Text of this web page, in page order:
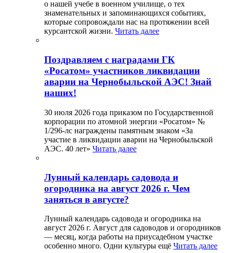
о нашей учебе в военном училище, о тех
знаменательных и запоминающихся событиях,
которые сопровождали нас на протяжении всей
курсантской жизни. Читать далее
Поздравляем с наградами ГК
«Росатом» участников ликвидации
аварии на Чернобыльской АЭС! Знай
наших!
30 июля 2026 года приказом по Государственной
корпорации по атомной энергии «Росатом» №
1/296-лс награждены памятным знаком «За
участие в ликвидации аварии на Чернобыльской
АЭС. 40 лет» Читать далее
Лунный календарь садовода и
огородника на август 2026 г. Чем
заняться в августе?
Лунный календарь садовода и огородника на
август 2026 г. Август для садоводов и огородников
— месяц, когда работы на приусадебном участке
особенно много. Одни культуры ещё Читать далее